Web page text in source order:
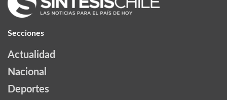
Secciones
Actualidad
Nacional
Deportes